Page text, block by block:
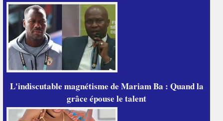
L'indiscutable magnétisme de Mariam Ba : Quand la
grâce épouse le talent